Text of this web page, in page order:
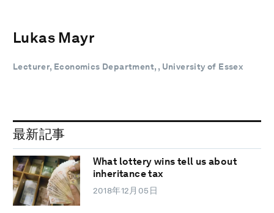
Lukas Mayr
Lecturer, Economics Department, , University of Essex
最新記事
What lottery wins tell us about
inheritance tax
2018年12月05日